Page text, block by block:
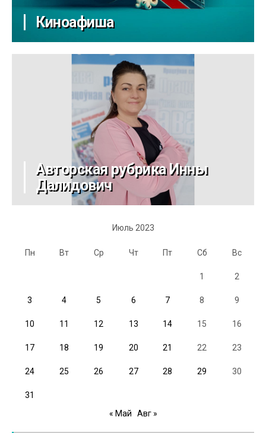
Киноафиша
Авторская рубрика Инны
Далидович
Июль 2023
Пн Вт Ср Чт Пт Сб Вс
1 2
3 4 5 6 7 8 9
10 11 12 13 14 15 16
17 18 19 20 21 22 23
24 25 26 27 28 29 30
31
« Май
Авг »